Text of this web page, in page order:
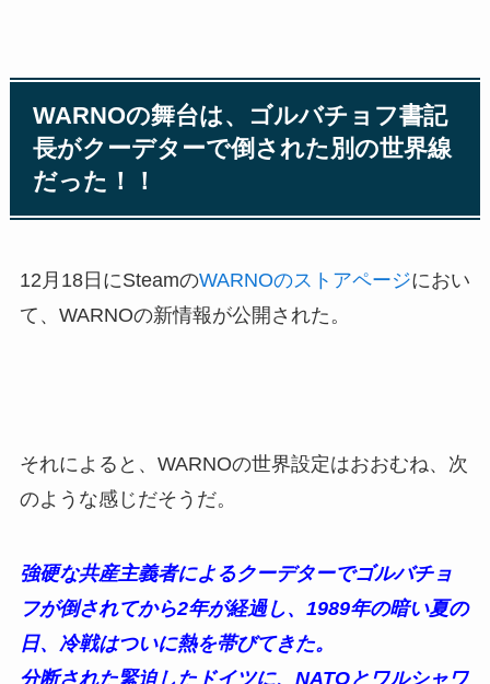
WARNOの舞台は、ゴルバチョフ書記
長がクーデターで倒された別の世界線
だった！！
12月18日にSteamのWARNOのストアページにおい
て、WARNOの新情報が公開された。
それによると、WARNOの世界設定はおおむね、次
のような感じだそうだ。
強硬な共産主義者によるクーデターでゴルバチョ
フが倒されてから2年が経過し、1989年の暗い夏の
日、冷戦はついに熱を帯びてきた。
分断された緊迫したドイツに、NATOとワルシャワ